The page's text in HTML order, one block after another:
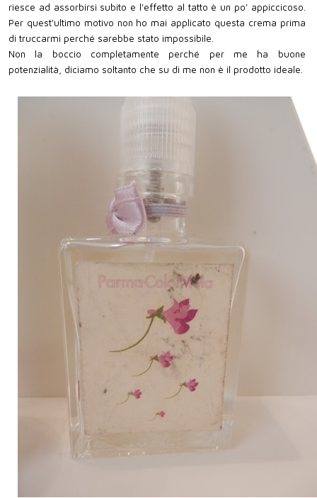
riesce ad assorbirsi subito e l'effetto al tatto è un po' appiccicoso.
Per quest'ultimo motivo non ho mai applicato questa crema prima
di truccarmi perché sarebbe stato impossibile.
Non la boccio completamente perché per me ha buone
potenzialità, diciamo soltanto che su di me non è il prodotto ideale.